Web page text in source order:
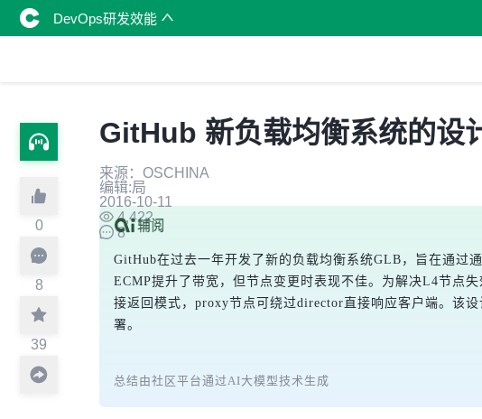
DevOps研发效能
0
8
39
GitHub 新负载均衡系统的设
来源：OSCHINA
编辑:局
2016-10-11
4,422
8
GitHub在过去一年开发了新的负载均衡系统GLB，旨在通过
ECMP提升了带宽，但节点变更时表现不佳。为解决L4节点
接返回模式，proxy节点可绕过director直接响应客户端。该
署。
总结由社区平台通过AI大模型技术生成